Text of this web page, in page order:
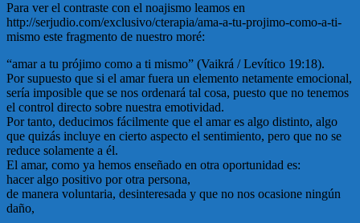
Para ver el contraste con el noajismo leamos en
http://serjudio.com/exclusivo/cterapia/ama-a-tu-projimo-como-a-ti-
mismo este fragmento de nuestro moré:
“amar a tu prójimo como a ti mismo” (Vaikrá / Levítico 19:18).
Por supuesto que si el amar fuera un elemento netamente emocional,
sería imposible que se nos ordenará tal cosa, puesto que no tenemos
el control directo sobre nuestra emotividad.
Por tanto, deducimos fácilmente que el amar es algo distinto, algo
que quizás incluye en cierto aspecto el sentimiento, pero que no se
reduce solamente a él.
El amar, como ya hemos enseñado en otra oportunidad es:
hacer algo positivo por otra persona,
de manera voluntaria, desinteresada y que no nos ocasione ningún
daño,